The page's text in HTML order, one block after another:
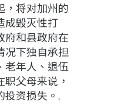
，将对加州的
成毁灭性打
府和县政府在
况下独自承担
老年人、退伍
父母来说，
投资损失。.